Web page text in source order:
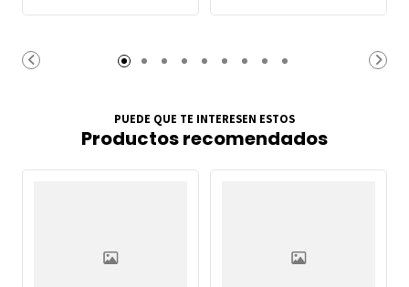
PUEDE QUE TE INTERESEN ESTOS
Productos recomendados